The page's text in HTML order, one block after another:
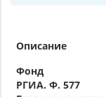
Описание
Фонд
РГИА. Ф. 577